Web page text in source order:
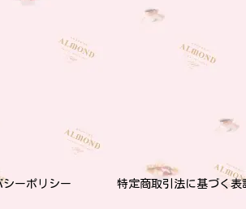
シーポリシー 特定商取引法に基づく表